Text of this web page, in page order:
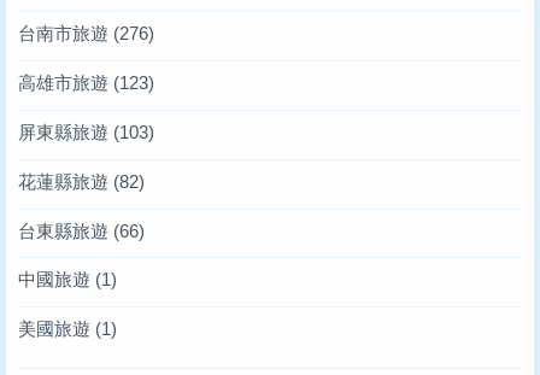
台南市旅遊 (276)
高雄市旅遊 (123)
屏東縣旅遊 (103)
花蓮縣旅遊 (82)
台東縣旅遊 (66)
中國旅遊 (1)
美國旅遊 (1)